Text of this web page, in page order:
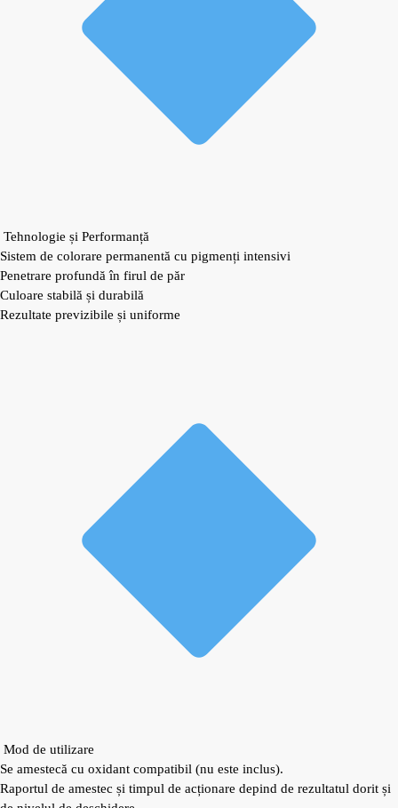
Tehnologie și Performanță
Sistem de colorare permanentă cu pigmenți intensivi
Penetrare profundă în firul de păr
Culoare stabilă și durabilă
Rezultate previzibile și uniforme
Mod de utilizare
Se amestecă cu oxidant compatibil (nu este inclus).
Raportul de amestec și timpul de acționare depind de rezultatul dorit și